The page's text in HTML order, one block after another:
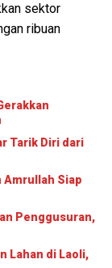
sektor
ribuan
Tarik Diri dari
Amrullah Siap
Penggusuran,
Lahan di Laoli,